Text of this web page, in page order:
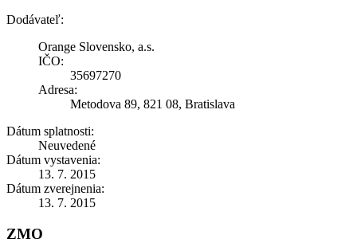
Dodávateľ:
Orange Slovensko, a.s.
IČO:
35697270
Adresa:
Metodova 89, 821 08, Bratislava
Dátum splatnosti:
Neuvedené
Dátum vystavenia:
13. 7. 2015
Dátum zverejnenia:
13. 7. 2015
ZMO